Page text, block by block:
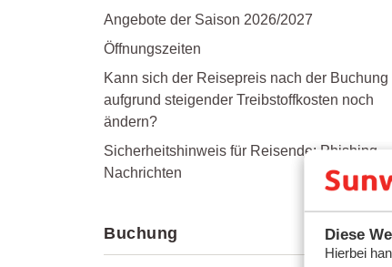
Diese
Hierbei
Angebote der Saison 2026/2027
Öffnungszeiten
Kann sich der Reisepreis nach der Buchung
aufgrund steigender Treibstoffkosten noch
ändern?
Sicherheitshinweis für Reisende: Phishing-
Nachrichten
Buchung